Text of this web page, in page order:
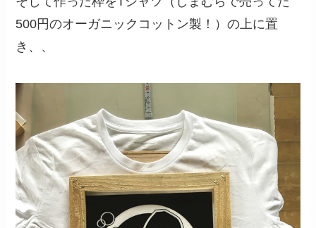
500円のオーガニックコットン製！）の上に置
き、、